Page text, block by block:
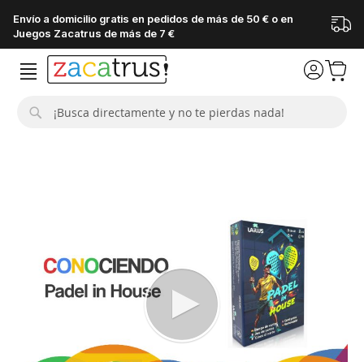
Envío a domicilio gratis en pedidos de más de 50 € o en
Juegos Zacatrus de más de 7 €
imágenes